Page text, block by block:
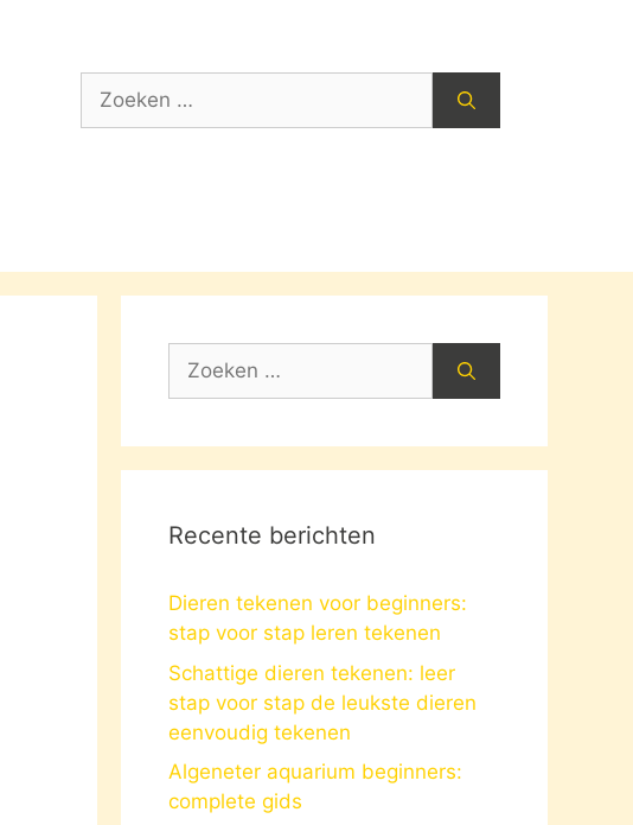
Zoek
Zoek
Recente berichten
Dieren tekenen voor beginners:
stap voor stap leren tekenen
Schattige dieren tekenen: leer
stap voor stap de leukste dieren
eenvoudig tekenen
Algeneter aquarium beginners:
complete gids